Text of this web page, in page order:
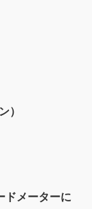
）
ドメーターに